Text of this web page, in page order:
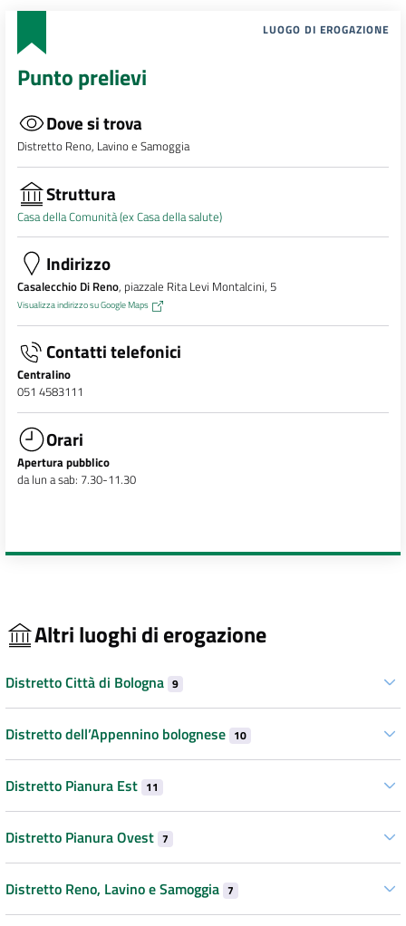
LUOGO DI EROGAZIONE
Punto prelievi
Dove si trova
Distretto Reno, Lavino e Samoggia
Struttura
Casa della Comunità (ex Casa della salute)
Indirizzo
Casalecchio Di Reno, piazzale Rita Levi Montalcini, 5
Visualizza indirizzo su Google Maps
Contatti telefonici
Centralino
051 4583111
Orari
Apertura pubblico
da lun a sab: 7.30-11.30
Altri luoghi di erogazione
Distretto Città di Bologna 9
Distretto dell’Appennino bolognese 10
Distretto Pianura Est 11
Distretto Pianura Ovest 7
Distretto Reno, Lavino e Samoggia 7